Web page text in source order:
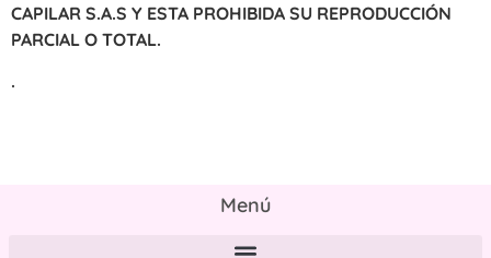
CAPILAR S.A.S Y ESTA PROHIBIDA SU REPRODUCCIÓN
PARCIAL O TOTAL.
.
Menú